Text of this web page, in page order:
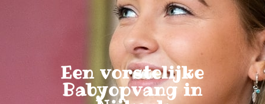
Een vorstelijke
Babyopvang in